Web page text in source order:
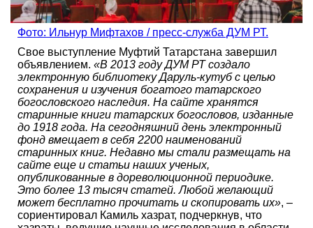
Фото: Ильнур Мифтахов / пресс-служба ДУМ РТ.
Свое выступление Муфтий Татарстана завершил
объявлением. «В 2013 году ДУМ РТ создало
электронную библиотеку Даруль-кутуб с целью
сохранения и изучения богатого татарского
богословского наследия. На сайте хранятся
старинные книги татарских богословов, изданные
до 1918 года. На сегодняшний день электронный
фонд вмещает в себя 2200 наименований
старинных книг. Недавно мы стали размещать на
сайте еще и статьи наших ученых,
опубликованные в дореволюционной периодике.
Это более 13 тысяч статей. Любой желающий
может бесплатно прочитать и скопировать их», –
сориентировал Камиль хазрат, подчеркнув, что